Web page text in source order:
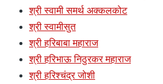
श्री स्वामी समर्थ अक्कलकोट
श्री स्वामीसुत
श्री हरिबाबा महाराज
श्री हरिभाऊ निठुरकर महाराज
श्री हरिश्चंद्र जोशी